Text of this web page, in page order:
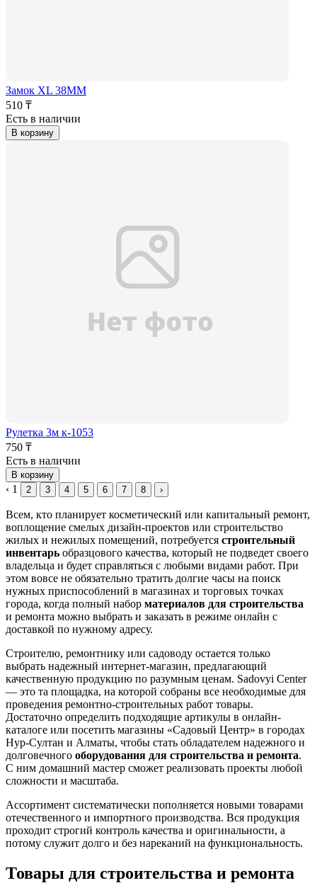
Замок XL 38ММ
510 ₸
Есть в наличии
В корзину
Рулетка 3м к-1053
750 ₸
Есть в наличии
В корзину
‹ 1 2 3 4 5 6 7 8 ›
Всем, кто планирует косметический или капитальный ремонт,
воплощение смелых дизайн-проектов или строительство
жилых и нежилых помещений, потребуется строительный
инвентарь образцового качества, который не подведет своего
владельца и будет справляться с любыми видами работ. При
этом вовсе не обязательно тратить долгие часы на поиск
нужных приспособлений в магазинах и торговых точках
города, когда полный набор материалов для строительства
и ремонта можно выбрать и заказать в режиме онлайн с
доставкой по нужному адресу.
Строителю, ремонтнику или садоводу остается только
выбрать надежный интернет-магазин, предлагающий
качественную продукцию по разумным ценам. Sadovyi Center
— это та площадка, на которой собраны все необходимые для
проведения ремонтно-строительных работ товары.
Достаточно определить подходящие артикулы в онлайн-
каталоге или посетить магазины «Садовый Центр» в городах
Нур-Султан и Алматы, чтобы стать обладателем надежного и
долговечного оборудования для строительства и ремонта.
С ним домашний мастер сможет реализовать проекты любой
сложности и масштаба.
Ассортимент систематически пополняется новыми товарами
отечественного и импортного производства. Вся продукция
проходит строгий контроль качества и оригинальности, а
потому служит долго и без нареканий на функциональность.
Товары для строительства и ремонта